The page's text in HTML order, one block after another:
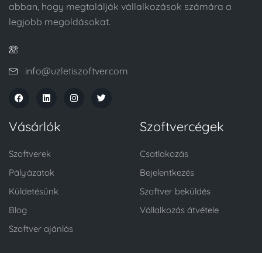
abban, hogy megtalálják vállalkozások számára a
legjobb megoldásokat.
info@uzletiszoftver.com
Vásárlók
Szoftverek
Pályázatok
Küldetésünk
Blog
Szoftver ajánlás
Szoftvercégek
Csatlakozás
Bejelentkezés
Szoftver beküldés
Vállalkozás átvétele